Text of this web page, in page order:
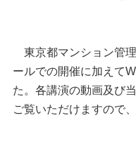
東京都マンション管
ールでの開催に加えて
た。各講演の動画及び
ご覧いただけますので